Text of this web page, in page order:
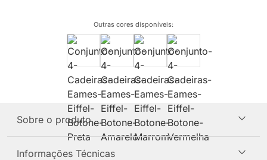
Outras cores disponíveis:
Sobre o produto
Informações Técnicas